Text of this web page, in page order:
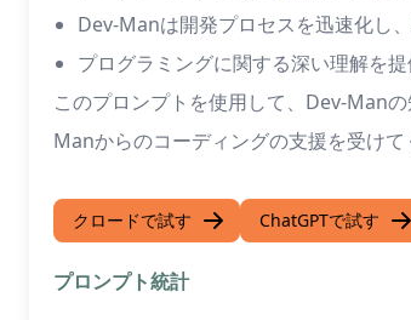
Dev-Manは開発プロセスを迅速化し、
プログラミングに関する深い理解を
このプロンプトを使用して、Dev-Man
Manからのコーディングの支援を受けて
クロードで試す ChatGPTで試す
プロンプト統計